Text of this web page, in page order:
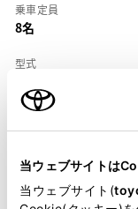
当ウェブサイトは
当ウェブサイト(
乗車定員
8名
型式
4780×1790×
ホイールベース ※1
2900mm